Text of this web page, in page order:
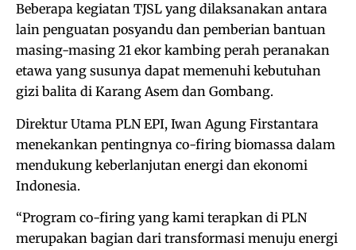
Beberapa kegiatan TJSL yang dilaksanakan antara
lain penguatan posyandu dan pemberian bantuan
masing-masing 21 ekor kambing perah peranakan
etawa yang susunya dapat memenuhi kebutuhan
gizi balita di Karang Asem dan Gombang.
Direktur Utama PLN EPI, Iwan Agung Firstantara
menekankan pentingnya co-firing biomassa dalam
mendukung keberlanjutan energi dan ekonomi
Indonesia.
“Program co-firing yang kami terapkan di PLN
merupakan bagian dari transformasi menuju energi